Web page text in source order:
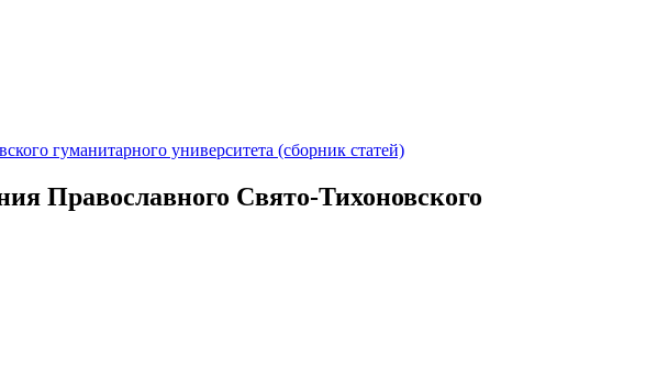
гуманитарного университета (сборник статей)
Православного Свято-Тихоновского